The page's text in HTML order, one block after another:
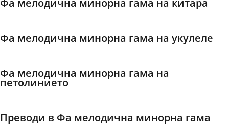
Italiano
日本語
Фа мелодична минорна гама на китара
Фа мелодична минорна гама на укулеле
Фа мелодична минорна гама на
петолинието
Преводи в Фа мелодична минорна гама